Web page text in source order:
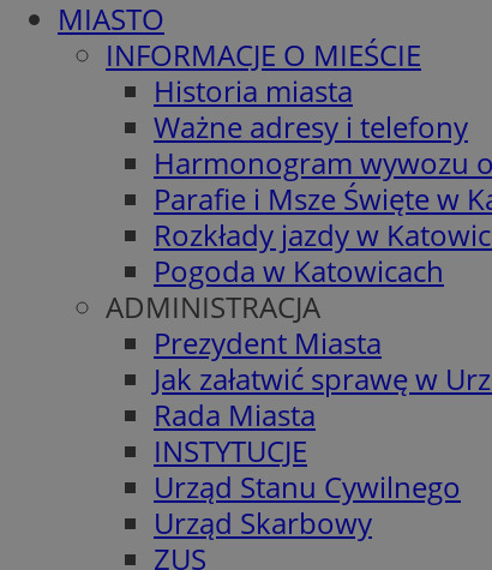
MIASTO
INFORMACJE O MIEŚCIE
Historia miasta
Ważne adresy i telefony
Harmonogram wywozu
Parafie i Msze Święte w
Rozkłady jazdy w
Pogoda w Katowicach
ADMINISTRACJA
Prezydent Miasta
Jak załatwić sprawę w
Rada Miasta
INSTYTUCJE
Urząd Stanu Cywilnego
Urząd Skarbowy
ZUS